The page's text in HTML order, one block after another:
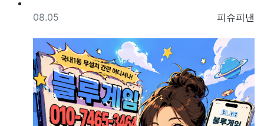
등록자
피슈피낸
등록일
08.05